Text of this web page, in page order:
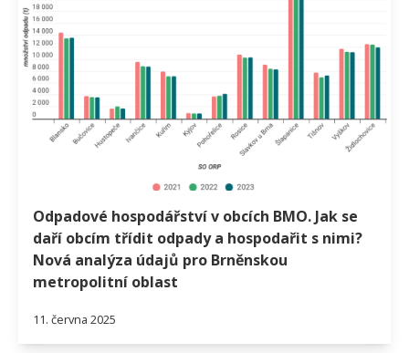
Odpadové hospodářství v obcích BMO. Jak se
daří obcím třídit odpady a hospodařit s nimi?
Nová analýza údajů pro Brněnskou
metropolitní oblast
11. června 2025